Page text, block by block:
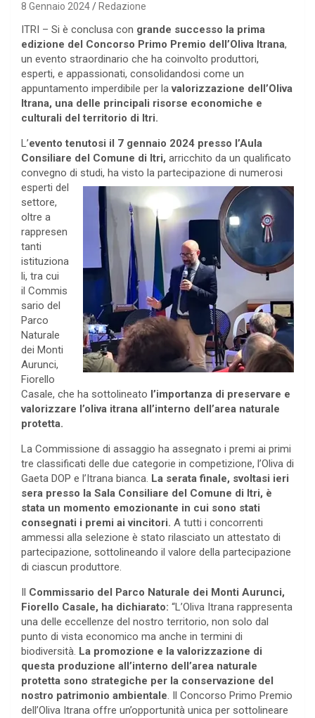
8 Gennaio 2024 Redazione
ITRI – Si è conclusa con grande successo la prima
edizione del Concorso Primo Premio dell’Oliva Itrana,
un evento straordinario che ha coinvolto produttori,
esperti, e appassionati, consolidandosi come un
appuntamento imperdibile per lavalorizzazione dell’Oliva
Itrana, una delle principali risorse economiche e
culturali del territorio di Itri.
L’evento tenutosi il 7 gennaio 2024 presso l’Aula
Consiliare del Comune di Itri, arricchito da un qualificato
convegno di studi, ha visto la partecipazione di numerosi
esperti del
settore,
oltre a
rappresen
tanti
istituziona
li, tra cui
il Commis
sario del
Parco
Naturale
dei Monti
Aurunci,
Fiorello
Casale, che ha sottolineato l’importanza di preservare e
valorizzare l’oliva itrana all’interno dell’area naturale
protetta.
La Commissione di assaggio ha assegnato i premi ai primi
tre classificati delle due categorie in competizione, l’Oliva di
Gaeta DOP e l’Itrana bianca. La serata finale, svoltasi ieri
sera presso la Sala Consiliare del Comune di Itri, è
stata un momento emozionante in cui sono stati
consegnati i premi ai vincitori. A tutti i concorrenti
ammessi alla selezione è stato rilasciato un attestato di
partecipazione, sottolineando il valore della partecipazione
di ciascun produttore.
Il Commissario del Parco Naturale dei Monti Aurunci,
Fiorello Casale, ha dichiarato: “L’Oliva Itrana rappresenta
una delle eccellenze del nostro territorio, non solo dal
punto di vista economico ma anche in termini di
biodiversità. La promozione e la valorizzazione di
questa produzione all’interno dell’area naturale
protetta sono strategiche per la conservazione del
nostro patrimonio ambientale. Il Concorso Primo Premio
dell’Oliva Itrana offre un’opportunità unica per sottolineare